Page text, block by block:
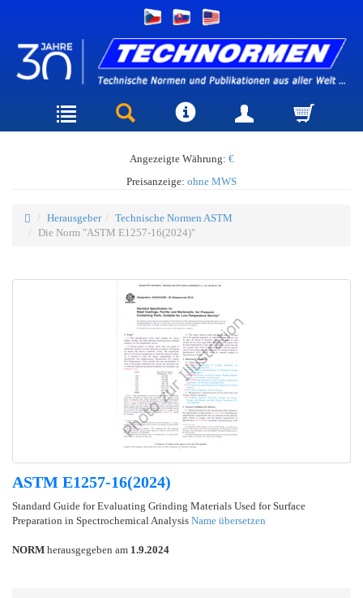
Angezeigte Währung: €
Preisanzeige: ohne MWS
Herausgeber
Technische Normen ASTM
Die Norm "ASTM E1257-16(2024)"
ASTM E1257-16(2024)
Standard Guide for Evaluating Grinding Materials Used for Surface
Preparation in Spectrochemical Analysis Name übersetzen
NORM herausgegeben am 1.9.2024